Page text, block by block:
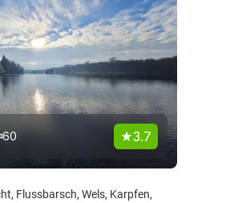
60 3.7
Flussbarsch, Wels, Karpfen,